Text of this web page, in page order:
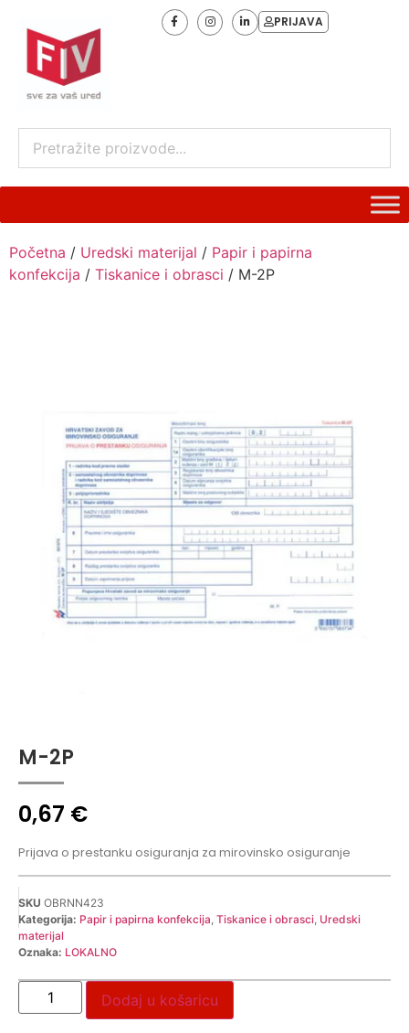
PRIJAVA
Početna / Uredski materijal / Papir i papirna
konfekcija / Tiskanice i obrasci / M-2P
M-2P
0,67 €
Prijava o prestanku osiguranja za mirovinsko osiguranje
SKU OBRNN423
Kategorija: Papir i papirna konfekcija Tiskanice i obrasci Uredski
materijal
Oznaka: LOKALNO
Dodaj u košaricu